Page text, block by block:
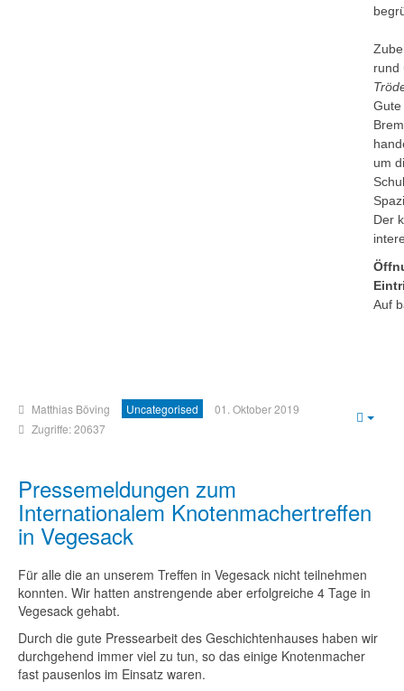
rund
Gute
um
Der
Auf
Matthias Böving Uncategorised
01. Oktober 2019
Zugriffe: 20637
Pressemeldungen zum
Internationalem Knotenmachertreffen
in Vegesack
Für alle die an unserem Treffen in Vegesack nicht teilnehmen
konnten. Wir hatten anstrengende aber erfolgreiche 4 Tage in
Vegesack gehabt.
Durch die gute Pressearbeit des Geschichtenhauses haben wir
durchgehend immer viel zu tun, so das einige Knotenmacher
fast pausenlos im Einsatz waren.